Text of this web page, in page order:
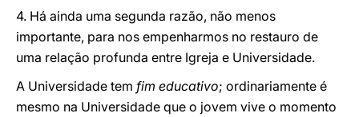
4. Há ainda uma segunda razão, não menos
importante, para nos empenharmos no restauro de
uma relação profunda entre Igreja e Universidade.
A Universidade tem fim educativo; ordinariamente é
mesmo na Universidade que o jovem vive o momento